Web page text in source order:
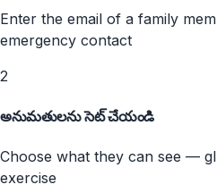
Enter the email of a family
emergency contact
2
అనుమతులను సెట్ చేయండి
Choose what they can see —
exercise